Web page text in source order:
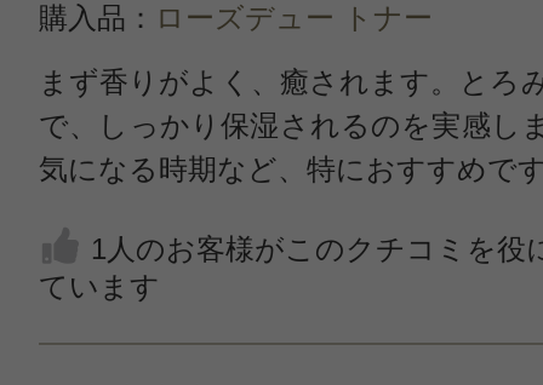
購入品： ローズデュー トナー
まず香りがよく、癒されます。とろ
で、しっかり保湿されるのを実感し
気になる時期など、特におすすめで
1人のお客様がこのクチコミを役
ています